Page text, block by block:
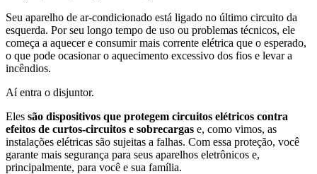
Seu aparelho de ar-condicionado está ligado no último circuito da
esquerda. Por seu longo tempo de uso ou problemas técnicos, ele
começa a aquecer e consumir mais corrente elétrica que o esperado,
o que pode ocasionar o aquecimento excessivo dos fios e levar a
incêndios.
Aí entra o disjuntor.
Eles são dispositivos que protegem circuitos elétricos contra
efeitos de curtos-circuitos e sobrecargas e, como vimos, as
instalações elétricas são sujeitas a falhas. Com essa proteção, você
garante mais segurança para seus aparelhos eletrônicos e,
principalmente, para você e sua família.